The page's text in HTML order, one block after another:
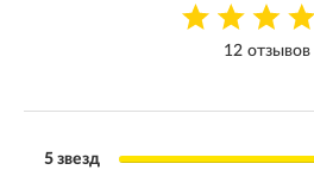
12 отзывов
5 звезд